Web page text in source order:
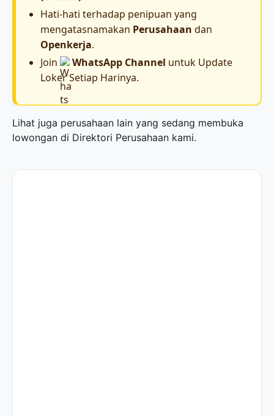
Hati-hati terhadap penipuan yang
mengatasnamakan Perusahaan dan
Openkerja.
Join
WhatsApp Channel untuk Update
Loker Setiap Harinya.
Lihat juga perusahaan lain yang sedang membuka
lowongan di Direktori Perusahaan kami.